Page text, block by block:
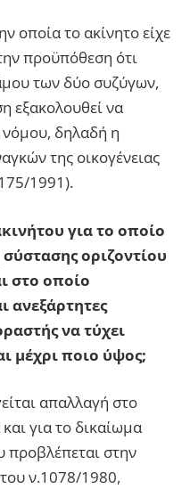
οποία το ακίνητο είχε
προϋπόθεση ότι
των δύο συζύγων,
εξακολουθεί να
δηλαδή η
της οικογένειας
1991).
για το οποίο
οριζοντίου
στο οποίο
ανεξάρτητες
να τύχει
μέχρι ποιο ύψος;
απαλλαγή στο
για το δικαίωμα
στην
ν.1078/1980,